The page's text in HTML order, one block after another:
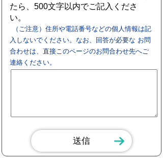
たら、500文字以内でご記入くださ
い。
（ご注意）住所や電話番号などの個人情報は記
入しないでください。なお、回答が必要な お問
合わせは、直接このページのお問合わせ先へご
連絡ください。